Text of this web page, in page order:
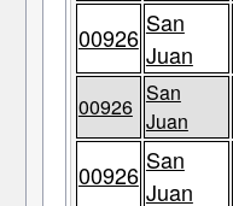
00926 San
Juan
00926
San
Juan
00926 San
Juan